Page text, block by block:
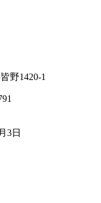
野1420-1
3日